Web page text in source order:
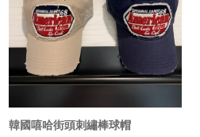
韓國嘻哈街頭刺繡棒球帽